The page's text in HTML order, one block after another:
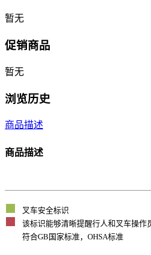
暂无
促销商品
暂无
浏览历史
商品描述
商品描述
叉车安全标识
该标识能够清晰提醒行人和叉车操作
符合GB国家标准，OHSA标准